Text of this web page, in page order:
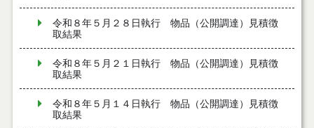
令和８年５月２８日執行 物品（公開調達）見積徴
取結果
令和８年５月２１日執行 物品（公開調達）見積徴
取結果
令和８年５月１４日執行 物品（公開調達）見積徴
取結果